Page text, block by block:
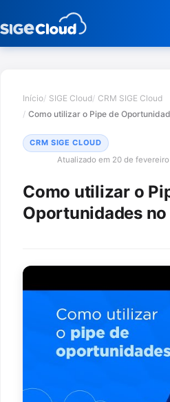
Início SIGE Cloud CRM SIGE Cloud
Como utilizar o Pipe de
CRM SIGE CLOUD
Atualizado em 20 de
Como utilizar o
Oportunidades no